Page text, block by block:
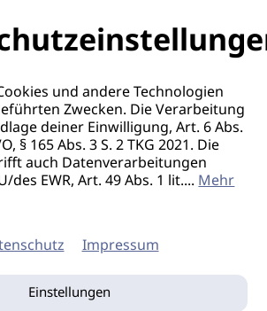
und andere Technologien
Zwecken. Die Verarbeitung
deiner Einwilligung, Art. 6 Abs.
§ 165 Abs. 3 S. 2 TKG 2021. Die
auch Datenverarbeitungen
des EWR, Art. 49 Abs. 1 lit....Mehr
Impressum
Einstellungen